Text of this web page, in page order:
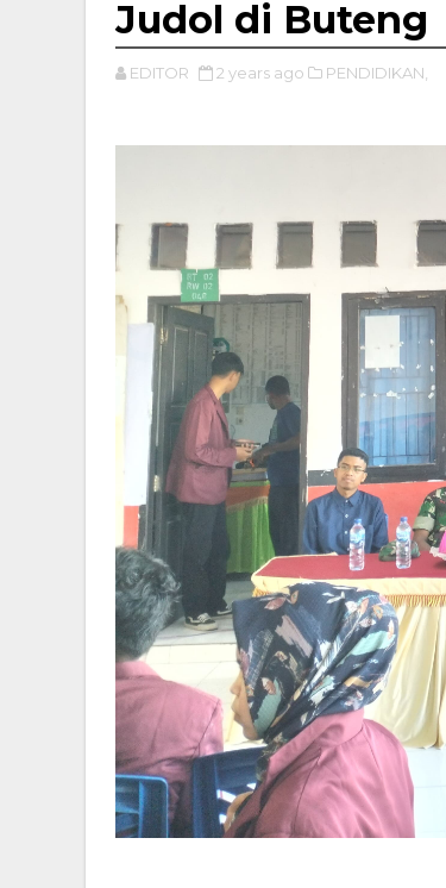
Judol di Buteng
EDITOR 2 years ago PENDIDIKAN,